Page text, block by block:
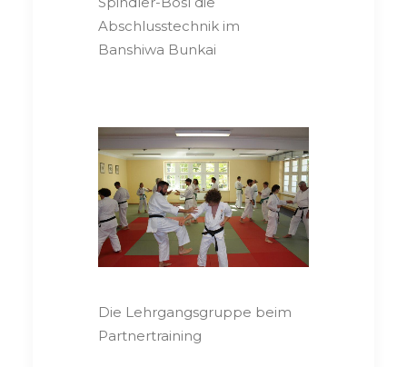
Abschlusstechnik im
Banshiwa Bunkai
Die Lehrgangsgruppe beim
Partnertraining